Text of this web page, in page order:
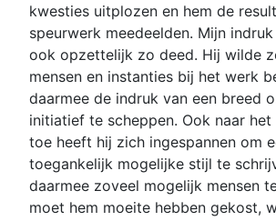
kwesties uitplozen en hem de
speurwerk meedeelden. Mijn
ook opzettelijk zo deed. Hij wilde
mensen en instanties bij het werk
daarmee de indruk van een breed
initiatief te scheppen. Ook naar
toe heeft hij zich ingespannen om
toegankelijk mogelijke stijl te
daarmee zoveel mogelijk mensen
moet hem moeite hebben gekost,